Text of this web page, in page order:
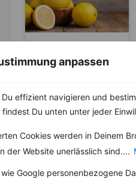
anpassen
effizient navigieren und
Du unten unter jeder
Cookies werden in Deinem
der Website unerlässlich sind....
Google personenbezogene
Sind Zitronen
basisch?
Wer Zitronen mag, hat
zu 100 % auch schon
macht lustig!“